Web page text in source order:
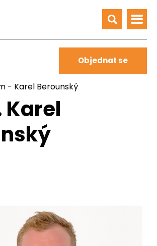
Objednat se
- Karel Berounský
Karel